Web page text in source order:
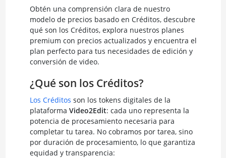
Obtén una comprensión clara de nuestro
modelo de precios basado en Créditos, descubre
qué son los Créditos, explora nuestros planes
premium con precios actualizados y encuentra el
plan perfecto para tus necesidades de edición y
conversión de video.
¿Qué son los Créditos?
Los Créditos son los tokens digitales de la
plataforma Video2Edit: cada uno representa la
potencia de procesamiento necesaria para
completar tu tarea. No cobramos por tarea, sino
por duración de procesamiento, lo que garantiza
equidad y transparencia: